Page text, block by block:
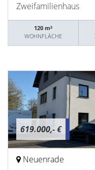
Zweifamilienhaus
120 m²
WOHNFLÄCHE
619.000,- €
Neuenrade